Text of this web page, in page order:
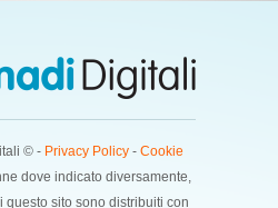
© - Privacy Policy - Cookie
dove indicato diversamente,
questo sito sono distribuiti con